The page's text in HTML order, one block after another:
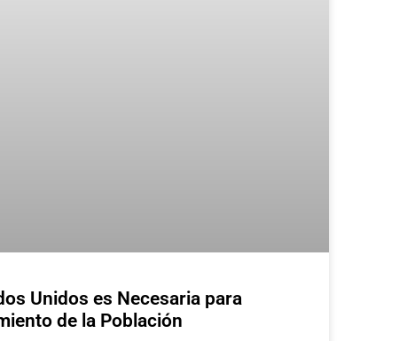
Unidos es Necesaria para
de la Población